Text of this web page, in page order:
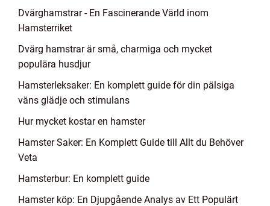
Dvärghamstrar - En Fascinerande Värld inom
Hamsterriket
Dvärg hamstrar är små, charmiga och mycket
populära husdjur
Hamsterleksaker: En komplett guide för din pälsiga
väns glädje och stimulans
Hur mycket kostar en hamster
Hamster Saker: En Komplett Guide till Allt du Behöver
Veta
Hamsterbur: En komplett guide
Hamster köp: En Djupgående Analys av Ett Populärt